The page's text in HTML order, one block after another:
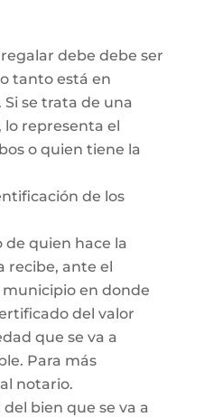
debe debe ser
tanto está en
se trata de una
representa el
o quien tiene la
de los
de quien hace la
recibe, ante el
en donde
del valor
que se va a
Para más
notario.
bien que se va a